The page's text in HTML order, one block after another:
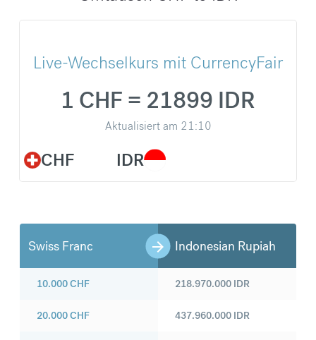
Live-Wechselkurs mit CurrencyFair
CHF
1 CHF = 21899 IDR
Aktualisiert am 21:10
IDR
Swiss Franc Indonesian Rupiah
10.000CHF
20.000CHF
218.970.000 IDR
437.960.000 IDR